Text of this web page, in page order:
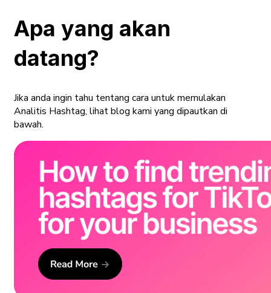
Apa yang akan
datang?
Jika anda ingin tahu tentang cara untuk memulakan
Analitis Hashtag, lihat blog kami yang dipautkan di
bawah.